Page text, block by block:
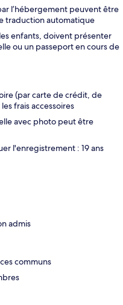
l’hébergement peuvent être
traduction automatique
enfants, doivent présenter
ou un passeport en cours de
(par carte de crédit, de
frais accessoires
avec photo peut être
l'enregistrement : 19 ans
admis
communs